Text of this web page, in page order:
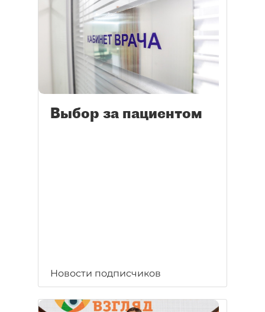
Выбор за пациентом
Новости подписчиков